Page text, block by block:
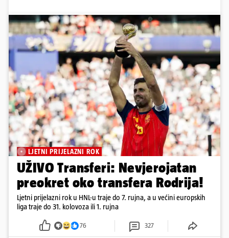
LJETNI PRIJELAZNI ROK
UŽIVO Transferi: Nevjerojatan
preokret oko transfera Rodrija!
Ljetni prijelazni rok u HNL-u traje do 7. rujna, a u većini europskih
liga traje do 31. kolovoza ili 1. rujna
76 327